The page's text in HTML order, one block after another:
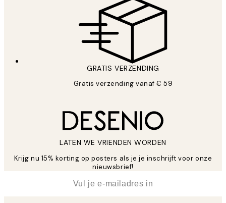
GRATIS VERZENDING
Gratis verzending vanaf € 59
LATEN WE VRIENDEN WORDEN
Krijg nu 15% korting op posters als je je inschrijft voor onze
nieuwsbrief!